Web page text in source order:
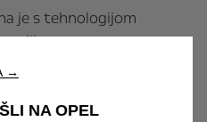
je s tehnologijom
V ili u potpuno
Hybrid dolazi s 1,2-
razvijen za hibridnu
→
NA OPEL